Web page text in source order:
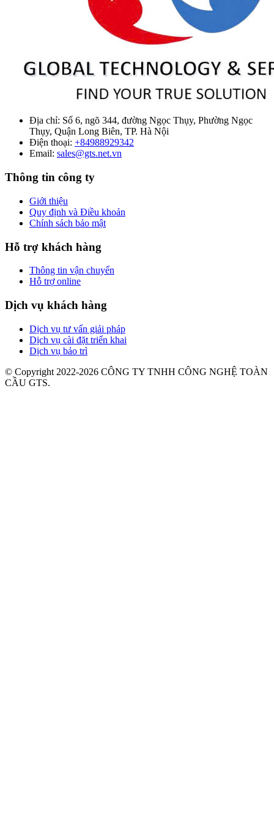
Địa chỉ: Số 6, ngõ 344, đường Ngọc Thụy, Phường Ngọc
Thụy, Quận Long Biên, TP. Hà Nội
Điện thoại: +84988929342
Email: sales@gts.net.vn
Thông tin công ty
Giới thiệu
Quy định và Điều khoản
Chính sách bảo mật
Hỗ trợ khách hàng
Thông tin vận chuyển
Hỗ trợ online
Dịch vụ khách hàng
Dịch vụ tư vấn giải pháp
Dịch vụ cài đặt triển khai
Dịch vụ bảo trì
© Copyright 2022-2026 CÔNG TY TNHH CÔNG NGHỆ TOÀN
CẦU GTS.